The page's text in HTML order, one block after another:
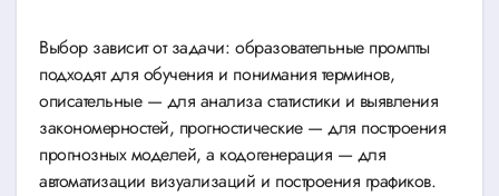
Выбор зависит от задачи: образовательные промпты
подходят для обучения и понимания терминов,
описательные — для анализа статистики и выявления
закономерностей, прогностические — для построения
прогнозных моделей, а кодогенерация — для
автоматизации визуализаций и построения графиков.